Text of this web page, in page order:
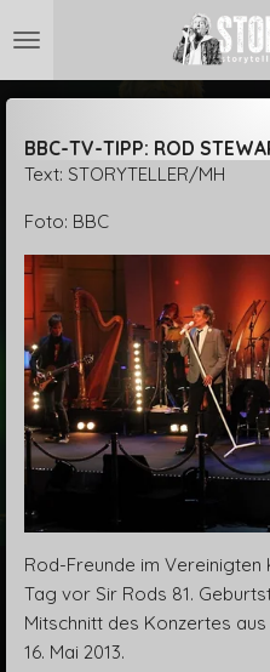
Hauptinhalt
springen
BBC-TV-TIPP: ROD
Text: STORYTELLER/MH
Foto: BBC
Rod-Freunde im Vereinigten
Tag vor Sir Rods 81.
Mitschnitt des Konzertes
16. Mai 2013.